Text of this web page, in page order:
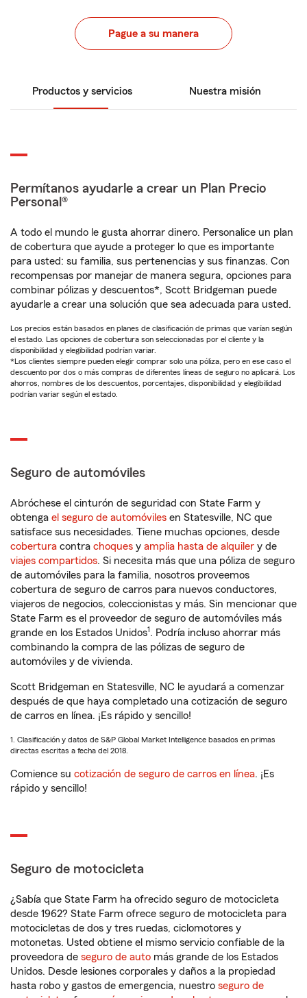
Pague a su manera
Productos y servicios Nuestra misión
Permítanos ayudarle a crear un Plan Precio
Personal®
A todo el mundo le gusta ahorrar dinero. Personalice un plan
de cobertura que ayude a proteger lo que es importante
para usted: su familia, sus pertenencias y sus finanzas. Con
recompensas por manejar de manera segura, opciones para
combinar pólizas y descuentos*, Scott Bridgeman puede
ayudarle a crear una solución que sea adecuada para usted.
Los precios están basados en planes de clasificación de primas que varían según
el estado. Las opciones de cobertura son seleccionadas por el cliente y la
disponibilidad y elegibilidad podrían variar.
*Los clientes siempre pueden elegir comprar solo una póliza, pero en ese caso el
descuento por dos o más compras de diferentes líneas de seguro no aplicará. Los
ahorros, nombres de los descuentos, porcentajes, disponibilidad y elegibilidad
podrían variar según el estado.
Seguro de automóviles
Abróchese el cinturón de seguridad con State Farm y
obtenga el seguro de automóviles en Statesville, NC que
satisface sus necesidades. Tiene muchas opciones, desde
cobertura contra choques y amplia hasta de alquiler y de
viajes compartidos. Si necesita más que una póliza de seguro
de automóviles para la familia, nosotros proveemos
cobertura de seguro de carros para nuevos conductores,
viajeros de negocios, coleccionistas y más. Sin mencionar que
State Farm es el proveedor de seguro de automóviles más
grande en los Estados Unidos1. Podría incluso ahorrar más
combinando la compra de las pólizas de seguro de
automóviles y de vivienda.
Scott Bridgeman en Statesville, NC le ayudará a comenzar
después de que haya completado una cotización de seguro
de carros en línea. ¡Es rápido y sencillo!
1. Clasificación y datos de S&P Global Market Intelligence basados en primas
directas escritas a fecha del 2018.
Comience su cotización de seguro de carros en línea. ¡Es
rápido y sencillo!
Seguro de motocicleta
¿Sabía que State Farm ha ofrecido seguro de motocicleta
desde 1962? State Farm ofrece seguro de motocicleta para
motocicletas de dos y tres ruedas, ciclomotores y
motonetas. Usted obtiene el mismo servicio confiable de la
proveedora de seguro de auto más grande de los Estados
Unidos. Desde lesiones corporales y daños a la propiedad
hasta robo y gastos de emergencia, nuestro seguro de